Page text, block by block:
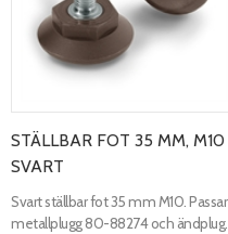
STÄLLBAR FOT 35 MM, M10
SVART
Svart ställbar fot 35 mm M10. Passar
metallplugg 80-88274 och ändplugg